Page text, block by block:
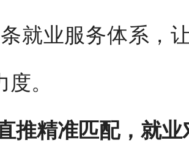
就业服务体系，
。
推精准匹配，就